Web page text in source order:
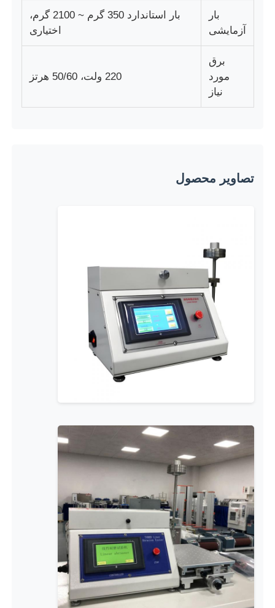
بار
آزمایشی
بار استاندارد 350 گرم ~ 2100 گرم،
اختیاری
برق
مورد
نیاز
220 ولت، 50/60 هرتز
تصاویر محصول